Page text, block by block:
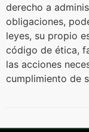
derecho a
obligaciones,
leyes, su propio
código de ética,
las acciones
cumplimiento de